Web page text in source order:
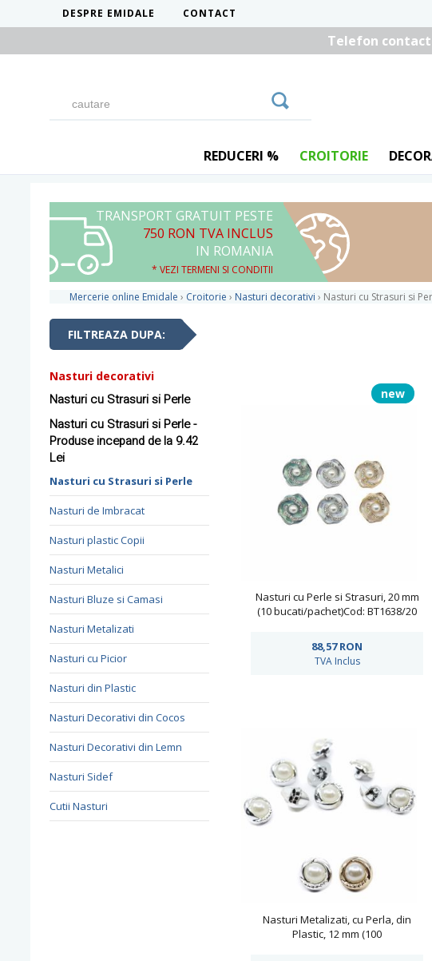
DESPRE EMIDALE CONTACT
Telefon contact
REDUCERI % CROITORIE
TRANSPORT GRATUIT PESTE
750 RON TVA INCLUS
IN ROMANIA
* VEZI TERMENI SI CONDITII
Mercerie online Emidale › Croitorie › Nasturi decorativi › Nasturi cu Strasuri si
FILTREAZA DUPA:
Nasturi decorativi
Nasturi cu Strasuri si Perle
Nasturi cu Strasuri si Perle -
Produse incepand de la 9.42
Lei
Nasturi cu Strasuri si Perle
Nasturi de Imbracat
Nasturi plastic Copii
Nasturi Metalici
Nasturi Bluze si Camasi
Nasturi Metalizati
Nasturi cu Picior
Nasturi din Plastic
Nasturi Decorativi din Cocos
Nasturi Decorativi din Lemn
Nasturi Sidef
Cutii Nasturi
new
Nasturi cu Perle si Strasuri, 20 mm
(10 bucati/pachet)Cod: BT1638/20
88,57RON
TVA Inclus
Nasturi Metalizati, cu Perla, din
Plastic, 12 mm (100